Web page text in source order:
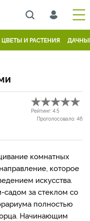
ЦВЕТЫ И РАСТЕНИЯ
Рейтинг: 4.5
Проголосовало: 46
комнатных
которое
искусства.
садом за стеклом со
полностью
Начинающим